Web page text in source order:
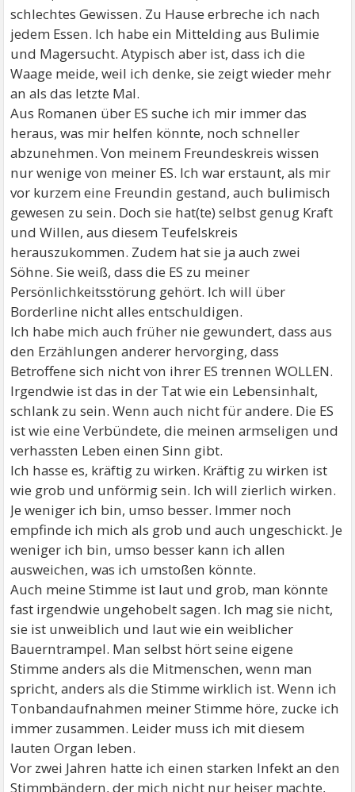
schlechtes Gewissen. Zu Hause erbreche ich nach
jedem Essen. Ich habe ein Mittelding aus Bulimie
und Magersucht. Atypisch aber ist, dass ich die
Waage meide, weil ich denke, sie zeigt wieder mehr
an als das letzte Mal.
Aus Romanen über ES suche ich mir immer das
heraus, was mir helfen könnte, noch schneller
abzunehmen. Von meinem Freundeskreis wissen
nur wenige von meiner ES. Ich war erstaunt, als mir
vor kurzem eine Freundin gestand, auch bulimisch
gewesen zu sein. Doch sie hat(te) selbst genug Kraft
und Willen, aus diesem Teufelskreis
herauszukommen. Zudem hat sie ja auch zwei
Söhne. Sie weiß, dass die ES zu meiner
Persönlichkeitsstörung gehört. Ich will über
Borderline nicht alles entschuldigen.
Ich habe mich auch früher nie gewundert, dass aus
den Erzählungen anderer hervorging, dass
Betroffene sich nicht von ihrer ES trennen WOLLEN.
Irgendwie ist das in der Tat wie ein Lebensinhalt,
schlank zu sein. Wenn auch nicht für andere. Die ES
ist wie eine Verbündete, die meinen armseligen und
verhassten Leben einen Sinn gibt.
Ich hasse es, kräftig zu wirken. Kräftig zu wirken ist
wie grob und unförmig sein. Ich will zierlich wirken.
Je weniger ich bin, umso besser. Immer noch
empfinde ich mich als grob und auch ungeschickt. Je
weniger ich bin, umso besser kann ich allen
ausweichen, was ich umstoßen könnte.
Auch meine Stimme ist laut und grob, man könnte
fast irgendwie ungehobelt sagen. Ich mag sie nicht,
sie ist unweiblich und laut wie ein weiblicher
Bauerntrampel. Man selbst hört seine eigene
Stimme anders als die Mitmenschen, wenn man
spricht, anders als die Stimme wirklich ist. Wenn ich
Tonbandaufnahmen meiner Stimme höre, zucke ich
immer zusammen. Leider muss ich mit diesem
lauten Organ leben.
Vor zwei Jahren hatte ich einen starken Infekt an den
Stimmbändern, der mich nicht nur heiser machte,